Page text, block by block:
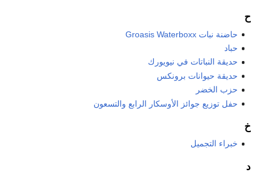
ح
حاضنة نبات Groasis Waterboxx
حباد
حديقة النباتات في نيويورك
حديقة حيوانات برونكس
حزب الخضر
حفل توزيع جوائز الأوسكار الرابع والتسعون
خ
خبراء التجميل
د